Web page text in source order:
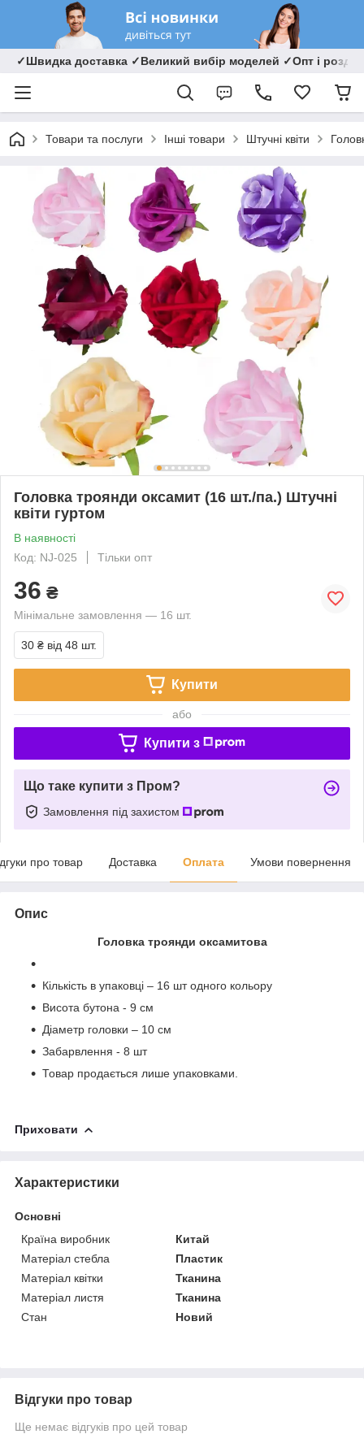
✓Швидка доставка ✓Великий вибір моделей ✓Опт і
Товари та послуги Інші товари Штучні квіти
Головка троянди оксамит (16 шт./па.) Штучні
квіти гуртом
В наявності
Код: NJ-025
Тільки опт
36 ₴
Мінімальне замовлення — 16 шт.
30 ₴ від 48 шт.
Купити
або
Купити з
Що таке купити з Пром?
Замовлення під захистом
про товар Доставка Оплата Умови повернення
Опис
Головка троянди оксамитова
Кількість в упаковці – 16 шт одного кольору
Висота бутона - 9 см
Діаметр головки – 10 см
Забарвлення - 8 шт
Товар продається лише упаковками.
Приховати
Характеристики
Основні
Країна виробник
Китай
Матеріал стебла
Пластик
Матеріал квітки
Тканина
Матеріал листя
Тканина
Стан
Новий
Відгуки про товар
Ще немає відгуків про цей товар